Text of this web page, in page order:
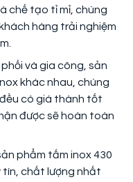
chế tạo tỉ mỉ, chúng
hàng trải nghiệm
và gia công, sản
khác nhau, chúng
có giá thành tốt
được sẽ hoàn toàn
phẩm tấm inox 430
tín, chất lượng nhất